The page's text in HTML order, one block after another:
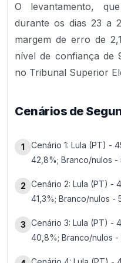
O levantamento,
durante os dias 23 a
margem de erro de
nível de confiança de
no Tribunal Superior
Cenários de
1
Cenário 1: Lula (PT) -
42,8%; Branco/nulos -
2 Cenário 2: Lula (PT) -
41,3%; Branco/nulos -
3 Cenário 3: Lula (PT) -
40,8%; Branco/nulos -